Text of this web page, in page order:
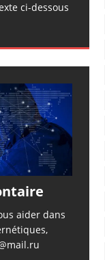
ci-dessous
aider dans